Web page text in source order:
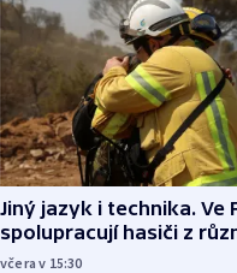
Jiný jazyk i technika. Ve
spolupracují hasiči z
včera v 15:30